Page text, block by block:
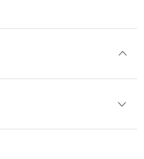
59 ml